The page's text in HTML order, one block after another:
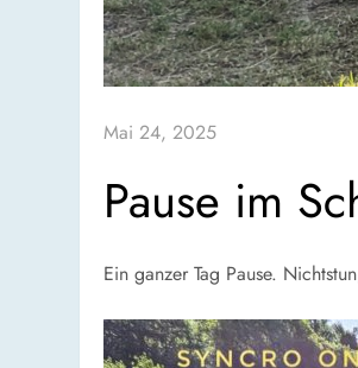
Mai 24, 2025
Pause im
Ein ganzer Tag Pause.